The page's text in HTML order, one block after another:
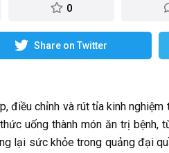
0
Share on Twitter
điều chỉnh và rút tỉa kinh
uống thành món ăn trị bệnh,
lại sức khỏe trong quảng đại